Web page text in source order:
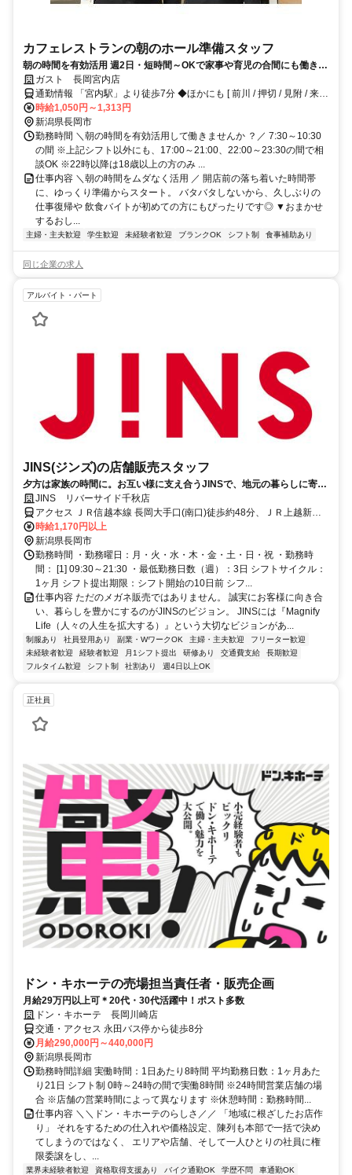
カフェレストランの朝のホール準備スタッフ
朝の時間を有効活用 週2日・短時間～OKで家事や育児の合間にも働きや
すい 常連さんも多く、落ち着いた雰囲気のガストで未経験から安心スタ
ート
ガスト 長岡宮内店
通勤情報 「宮内駅」より徒歩7分 ◆ほかにも [ 前川 / 押切 / 見附 / 来迎
寺 ] からも車で8～15分程度!!※自転車 / 車 / バイク通勤OK
時給1,050円～1,313円
新潟県長岡市
勤務時間 ＼朝の時間を有効活用して働きませんか ？／ 7:30～10:30
の間 ※上記シフト以外にも、17:00～21:00、22:00～23:30の間で相
談OK ※22時以降は18歳以上の方のみ ...
仕事内容 ＼朝の時間をムダなく活用 ／ 開店前の落ち着いた時間帯
に、ゆっくり準備からスタート。 バタバタしないから、久しぶりの
仕事復帰や 飲食バイトが初めての方にもぴったりです◎ ▼おまかせ
するおし...
主婦・主夫歓迎 学生歓迎 未経験者歓迎 ブランクOK シフト制 食事補助あり
同じ企業の求人
アルバイト・パート
JINS(ジンズ)の店舗販売スタッフ
夕方は家族の時間に。お互い様に支え合うJINSで、地元の暮らしに寄り
添うお仕事を始めませんか？★マイカー通勤OK・無料駐車場完備（※店
舗による）
JINS リバーサイド千秋店
アクセス ＪＲ信越本線 長岡大手口(南口)徒歩約48分、ＪＲ上越新幹
線 長岡大手口(南口)徒歩約48分、ＪＲ信越本線 北長岡徒歩約52分 Ｊ
Ｒ「長岡駅」より車10分
時給1,170円以上
新潟県長岡市
勤務時間 ・勤務曜日：月・火・水・木・金・土・日・祝 ・勤務時
間： [1] 09:30～21:30 ・最低勤務日数（週）：3日 シフトサイクル：
1ヶ月 シフト提出期限：シフト開始の10日前 シフ...
仕事内容 ただのメガネ販売ではありません。 誠実にお客様に向き合
い、暮らしを豊かにするのがJINSのビジョン。 JINSには『Magnify
Life（人々の人生を拡大する）』という大切なビジョンがあ...
制服あり 社員登用あり 副業・WワークOK 主婦・主夫歓迎
フリーター歓迎
未経験者歓迎
経験者歓迎 月1シフト提出 研修あり 交通費支給
長期歓迎
フルタイム歓迎
シフト制 社割あり 週4日以上OK
正社員
ドン・キホーテの売場担当責任者・販売企画
月給29万円以上可＊20代・30代活躍中！ポスト多数
ドン・キホーテ 長岡川崎店
交通・アクセス 永田バス停から徒歩8分
月給290,000円～440,000円
新潟県長岡市
勤務時間詳細 実働時間：1日あたり8時間 平均勤務日数：1ヶ月あた
り21日 シフト制 0時～24時の間で実働8時間 ※24時間営業店舗の場
合 ※店舗の営業時間によって異なります ※休憩時間：勤務時間...
仕事内容 ＼＼ドン・キホーテのらしさ／／ 「地域に根ざしたお店作
り」 それをするための仕入れや価格設定、陳列も本部で一括で決め
てしまうのではなく、 エリアや店舗、そして一人ひとりの社員に権
限委譲をし、...
業界未経験者歓迎 資格取得支援あり バイク通勤OK 学歴不問
車通勤OK